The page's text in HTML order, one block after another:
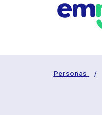
Personas /